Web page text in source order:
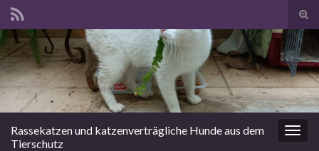
Search for:
Rassekatzen und katzenverträgliche Hunde aus dem
Tierschutz